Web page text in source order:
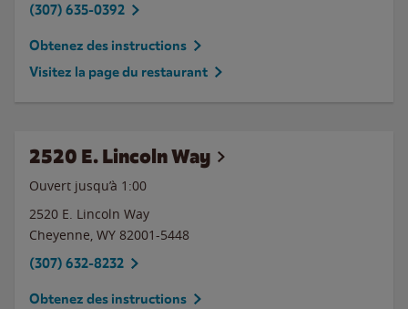
(307) 635-0392
Obtenez des instructions
Visitez la page du restaurant
2520 E. Lincoln Way
Ouvert jusqu’à 1:00
2520 E. Lincoln Way
Cheyenne, WY 82001-5448
(307) 632-8232
Obtenez des instructions